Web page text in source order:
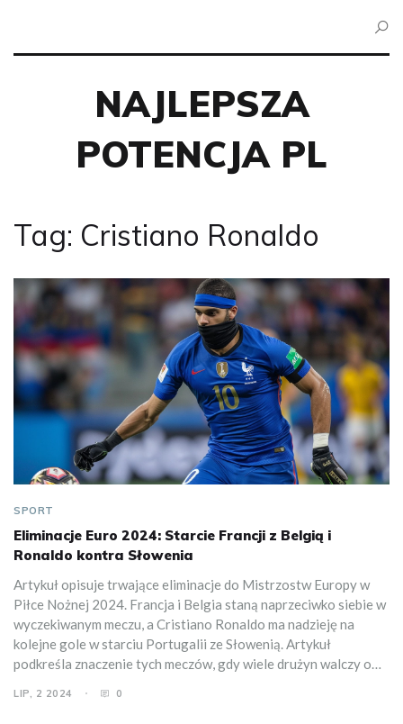
NAJLEPSZA
POTENCJA PL
Tag: Cristiano Ronaldo
SPORT
Eliminacje Euro 2024: Starcie Francji z Belgią i
Ronaldo kontra Słowenia
Artykuł opisuje trwające eliminacje do Mistrzostw Europy w
Piłce Nożnej 2024. Francja i Belgia staną naprzeciwko siebie w
wyczekiwanym meczu, a Cristiano Ronaldo ma nadzieję na
kolejne gole w starciu Portugalii ze Słowenią. Artykuł
podkreśla znaczenie tych meczów, gdy wiele drużyn walczy o
LIP, 2 2024 0